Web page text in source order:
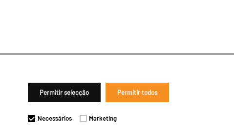
Permitir selecção Permitir todos
Necessários Marketing